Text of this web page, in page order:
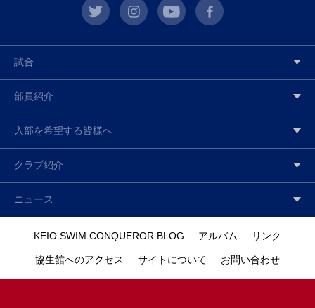
試合
部員紹介
入部を希望する皆様へ
クラブ紹介
ニュース
twitter instagramyoutube
KEIO SWIM CONQUEROR BLOG アルバム リンク
協生館へのアクセス サイトについて お問い合わせ